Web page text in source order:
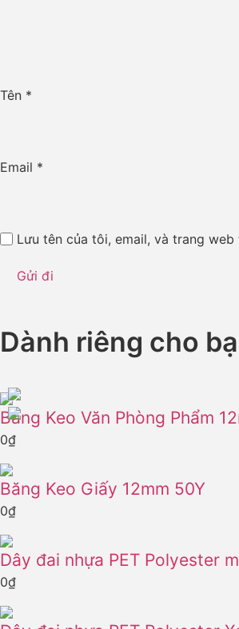
Tên *
Email *
Lưu tên của tôi, email, và trang
Dành riêng cho
Băng Keo Văn Phòng Phẩm
0₫
Băng Keo Giấy 12mm 50Y
0₫
Dây đai nhựa PET Polyester
0₫